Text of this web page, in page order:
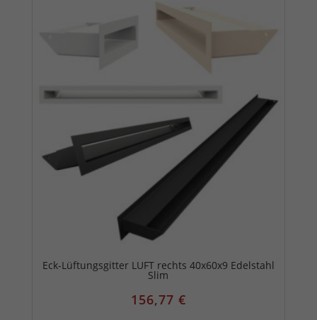
Eck-Lüftungsgitter LUFT rechts 40x60x9 Edelstahl
Slim
156,77 €